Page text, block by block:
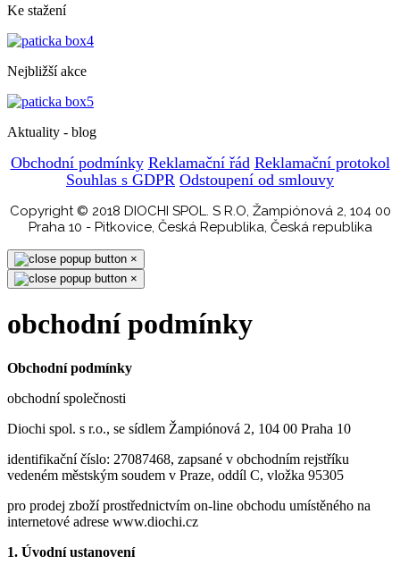
Ke stažení
Nejbližší akce
Aktuality - blog
Obchodní podmínky Reklamační řád Reklamační protokol
Souhlas s GDPR Odstoupení od smlouvy
Copyright © 2018 DIOCHI SPOL. S R.O, Žampiónová 2, 104 00
Praha 10 - Pitkovice, Česká Republika, Česká republika
×
×
obchodní podmínky
Obchodní podmínky
obchodní společnosti
Diochi spol. s r.o., se sídlem Žampiónová 2, 104 00 Praha 10
identifikační číslo: 27087468, zapsané v obchodním rejstříku
vedeném městským soudem v Praze, oddíl C, vložka 95305
pro prodej zboží prostřednictvím on-line obchodu umístěného na
internetové adrese www.diochi.cz
1. Úvodní ustanovení